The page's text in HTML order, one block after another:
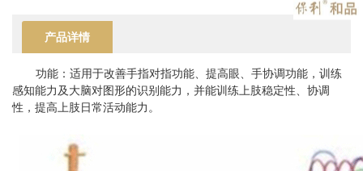
产品详情
功能：适用于改善手指对指功能、提高眼、手协调功能，训练
感知能力及大脑对图形的识别能力，并能训练上肢稳定性、协调
性，提高上肢日常活动能力。